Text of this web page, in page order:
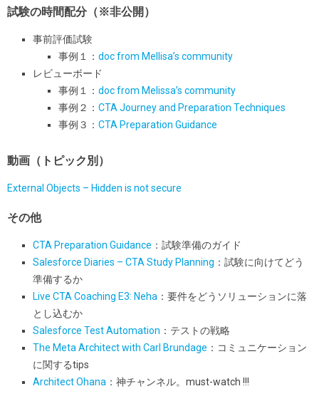
試験の時間配分（※非公開）
事前評価試験
事例１： doc from Mellisa’s community
レビューボード
事例１： doc from Melissa’s community
事例２： CTA Journey and Preparation Techniques
事例３： CTA Preparation Guidance
動画（トピック別）
External Objects – Hidden is not secure
その他
CTA Preparation Guidance ：試験準備のガイド
Salesforce Diaries – CTA Study Planning ：試験に向けてどう
準備するか
Live CTA Coaching E3: Neha ：要件をどうソリューションに落
とし込むか
Salesforce Test Automation ：テストの戦略
The Meta Architect with Carl Brundage ：コミュニケーション
に関するtips
Architect Ohana ：神チャンネル。must-watch !!!